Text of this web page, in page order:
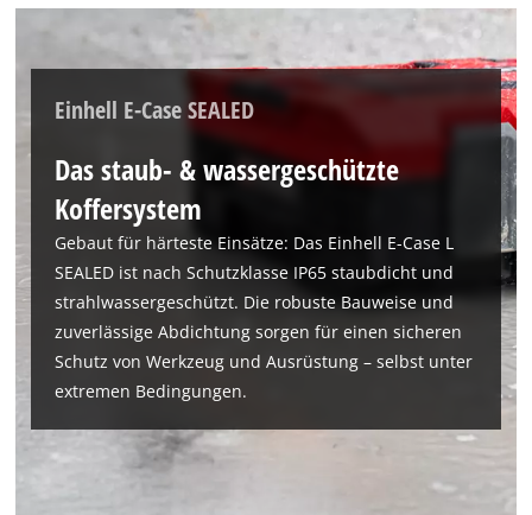
Wir benötigen deine Zustimmung, um
Google Maps laden zu können!
Einhell E-Case SEALED
Das staub- & wassergeschützte
Koffersystem
Gebaut für härteste Einsätze: Das Einhell E-Case L
SEALED ist nach Schutzklasse IP65 staubdicht und
strahlwassergeschützt. Die robuste Bauweise und
zuverlässige Abdichtung sorgen für einen sicheren
Schutz von Werkzeug und Ausrüstung – selbst unter
extremen Bedingungen.